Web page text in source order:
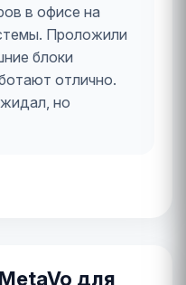
в офисе на
Проложили
блоки
отлично.
но
для